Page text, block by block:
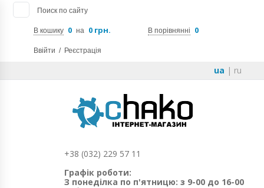
Поиск по сайту
В кошику 0 на 0 грн. В порівнянні 0
Ввійти / Реєстрація
ua | ru
+38 (032) 229 57 11
Графік роботи:
З понеділка по п'ятницю: з 9-00 до 16-00